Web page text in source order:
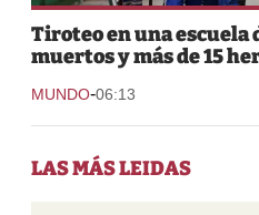
Tiroteo en una escuela
muertos y más de 15
MUNDO-06:13
LAS MÁS LEIDAS